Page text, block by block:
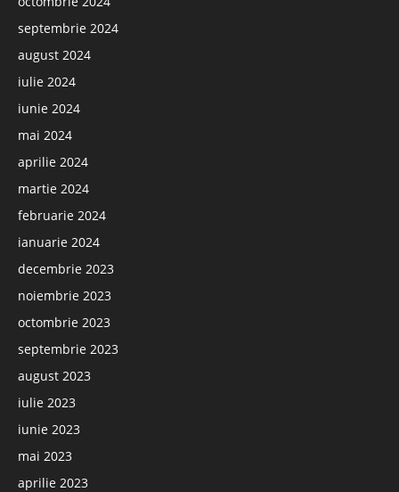
septembrie 2024
august 2024
iulie 2024
iunie 2024
mai 2024
aprilie 2024
martie 2024
februarie 2024
ianuarie 2024
decembrie 2023
noiembrie 2023
octombrie 2023
septembrie 2023
august 2023
iulie 2023
iunie 2023
mai 2023
aprilie 2023